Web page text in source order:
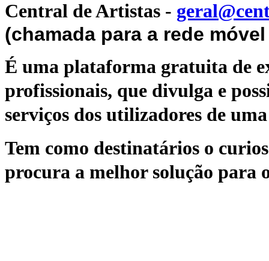
Central de Artistas -
(chamada para a rede
É uma plataforma gratuita de
profissionais, que divulga e
serviços dos utilizadores de
Tem como destinatários o
procura a melhor solução para